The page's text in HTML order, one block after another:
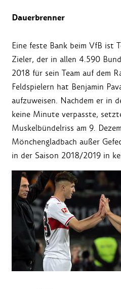
Dauerbrenner
Eine feste Bank beim VfB ist
Zieler, der in allen 4.590
2018 für sein Team auf dem
Feldspielern hat Benjamin
aufzuweisen. Nachdem er in
keine Minute verpasste,
Muskelbündelriss am 9.
Mönchengladbach außer
in der Saison 2018/2019 in